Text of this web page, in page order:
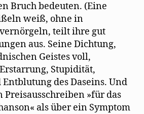
Bruch bedeuten. (Eine
weiß, ohne in
teilt ihre gut
aus. Seine Dichtung,
Geistes voll,
Stupidität,
des Daseins. Und
Preisausschreiben »für das
als über ein Symptom